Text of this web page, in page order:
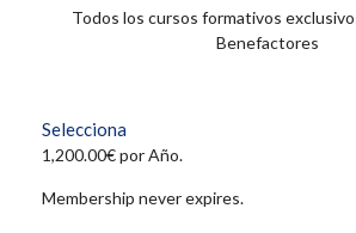
Todos los cursos formativos
Benefactores
Selecciona
1,200.00€ por Año.
Membership never expires.